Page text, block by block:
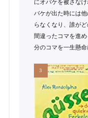
にオバケを被さな
バケが出た時には
らなくなり、誰が
間違ったコマを進
分のコマを一生懸